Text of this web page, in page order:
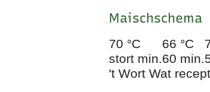
Maischschema
70 °C 66 °C
stort min.60 min.
't Wort Wat